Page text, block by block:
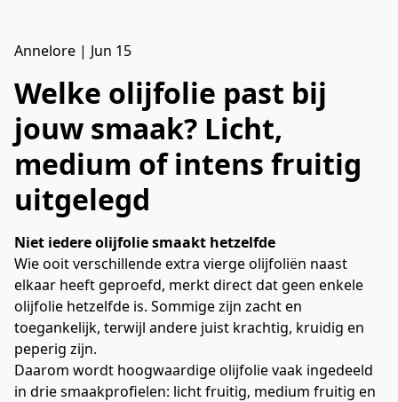
Annelore | Jun 15
Welke olijfolie past bij
jouw smaak? Licht,
medium of intens fruitig
uitgelegd
Niet iedere olijfolie smaakt hetzelfde
Wie ooit verschillende extra vierge olijfoliën naast
elkaar heeft geproefd, merkt direct dat geen enkele
olijfolie hetzelfde is. Sommige zijn zacht en
toegankelijk, terwijl andere juist krachtig, kruidig en
peperig zijn.
Daarom wordt hoogwaardige olijfolie vaak ingedeeld
in drie smaakprofielen: licht fruitig, medium fruitig en